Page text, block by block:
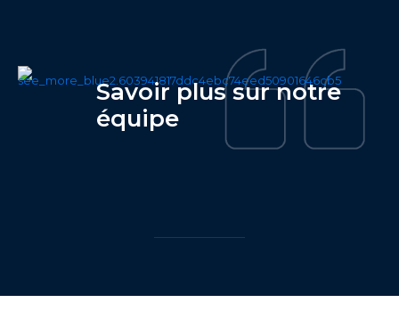
Savoir plus sur notre
équipe